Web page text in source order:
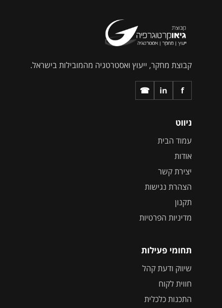
קבוצת מחקר, ייעוץ ואסטרטגיה מהמובילות בישראל.
f
in
☎
ניווט
עמוד הבית
אודות
יצירת קשר
הצהרת נגישות
תקנון
מדיניות הפרטיות
תחומי פעילות
שיווק ודעת קהל
חווית לקוח
התכנות כלכלית